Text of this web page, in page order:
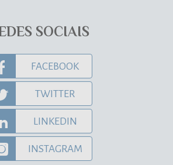
SOCIAIS
FACEBOOK
TWITTER
LINKEDIN
INSTAGRAM